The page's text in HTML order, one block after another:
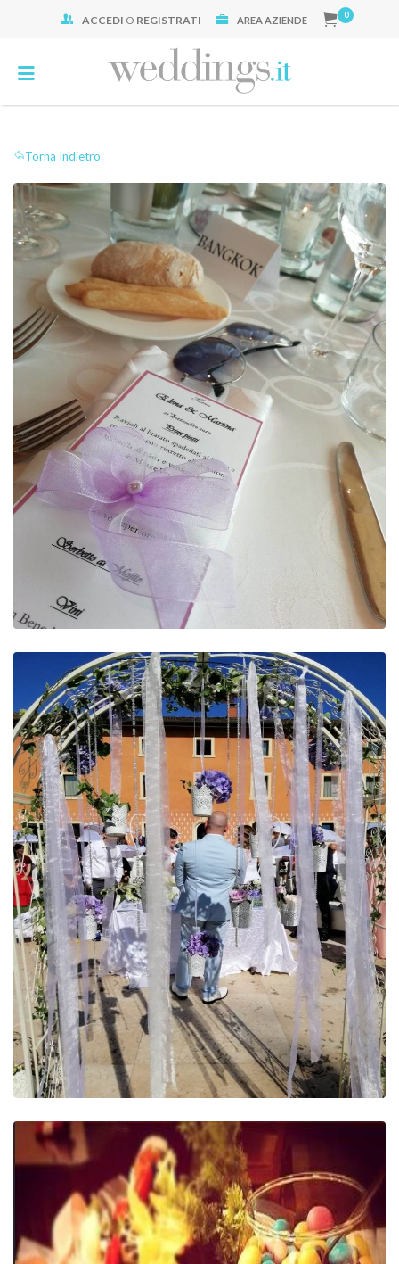
ACCEDI O REGISTRATI AREA AZIENDE 0
Torna Indietro